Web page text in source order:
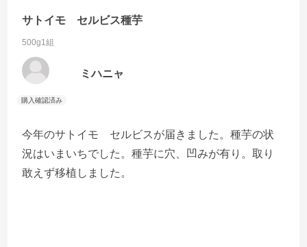
サトイモ セルビス種芋
500g1組
ミハニャ
今年のサトイモ セルビスが届きました。種芋の状
況はいまいちでした。種芋に穴、凹みが有り。取り
敢えず移植しました。